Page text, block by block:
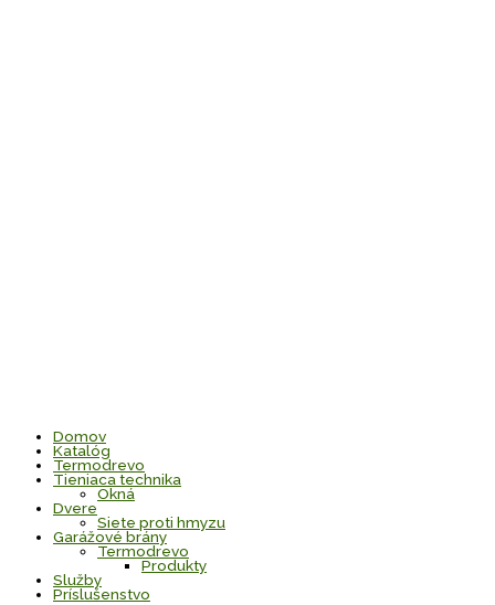
Domov
Katalóg
Termodrevo
Tieniaca technika
Okná
Dvere
Siete proti hmyzu
Garážové brány
Termodrevo
Produkty
Služby
Príslušenstvo